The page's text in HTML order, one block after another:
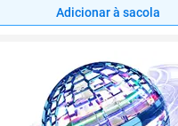
Adicionar à sacola